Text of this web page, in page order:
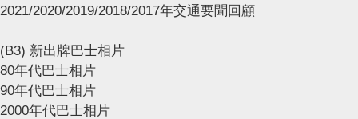
2021/2020/2019/2018/2017年交通要聞回顧
(B3) 新出牌巴士相片
80年代巴士相片
90年代巴士相片
2000年代巴士相片